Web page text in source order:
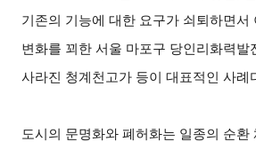
기존의 기능에 대한 요구가 쇠퇴하면서
변화를 꾀한 서울 마포구 당인리화력발
사라진 청계천고가 등이 대표적인 사례
도시의 문명화와 폐허화는 일종의 순환